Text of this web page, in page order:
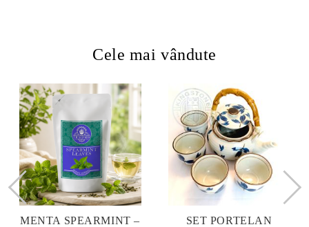
Cele mai vândute
MENTA SPEARMINT –
SET PORTELAN